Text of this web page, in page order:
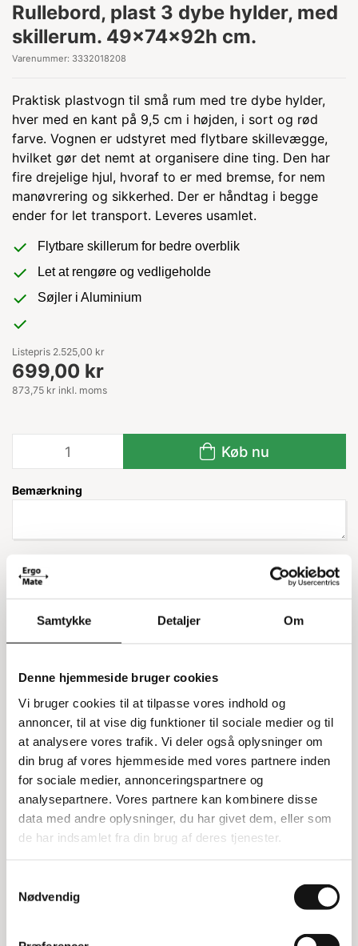
Samtykke Detaljer Om
Denne hjemmeside bruger cookies
Vi bruger cookies til at tilpasse vores indhold og
annoncer, til at vise dig funktioner til sociale medier og til
at analysere vores trafik. Vi deler også oplysninger om
din brug af vores hjemmeside med vores partnere inden
for sociale medier, annonceringspartnere og
analysepartnere. Vores partnere kan kombinere disse
data med andre oplysninger, du har givet dem, eller som
de har indsamlet fra din brug af deres tjenester.
Nødvendig
Rullebord, plast 3 dybe hylder, med
skillerum. 49x74x92h cm.
Varenummer: 3332018208
Praktisk plastvogn til små rum med tre dybe hylder,
hver med en kant på 9,5 cm i højden, i sort og rød
farve. Vognen er udstyret med flytbare skillevægge,
hvilket gør det nemt at organisere dine ting. Den har
fire drejelige hjul, hvoraf to er med bremse, for nem
manøvrering og sikkerhed. Der er håndtag i begge
ender for let transport. Leveres usamlet.
Flytbare skillerum for bedre overblik
Let at rengøre og vedligeholde
Søjler i Aluminium
Listepris 2.525,00 kr
699,00 kr
873,75 kr inkl. moms
Køb nu
Bemærkning
Information Specifikationer
Rullebord i plast med 3 dybe
hylder
Dette rullebord i plast kommer med tre dybe
hylder, hver med en kant på 9,5 cm. Bordet er sort
og rødt og har flytbare skillevægge, så du kan
tilpasse opbevaringen efter behov. Rullebordet er
udstyret med fire drejelige hjul, hvoraf to har
bremser, og der er håndtag i begge ender for nem
manøvrering. Bemærk, at rullebordet leveres
Fleksibel opbevaring
Hylderne er ideelle til opbevaring af dåser, kander,